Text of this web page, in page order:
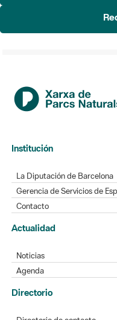
Institución
La Diputación de Barcelona
Gerencia de Servicios de
Contacto
Actualidad
Noticias
Agenda
Directorio